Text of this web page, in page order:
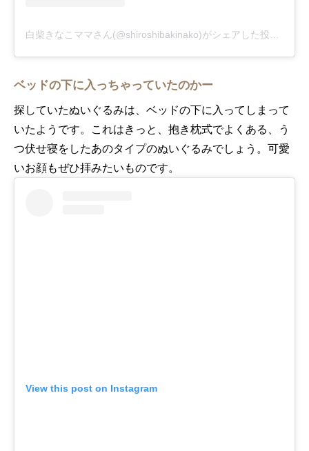
ベッドの下に入っちゃっていたのかー
探していたぬいぐるみは、ベッドの下に入ってしまって
いたようです。これはきっと、抱き枕式でよくある、う
つ伏せ寝をしたあのタイプのぬいぐるみでしょう。可愛
いお顔もぜひ拝みたいものです。
View this post on Instagram